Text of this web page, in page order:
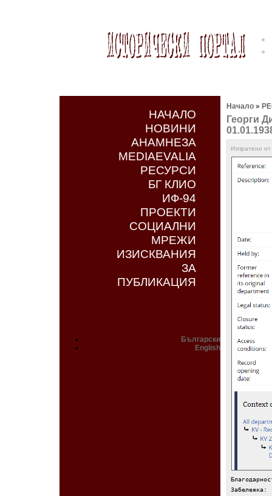
НАЧАЛО
НОВИНИ
АНАМНЕЗА
MEDIAEVALIA
РЕСУРСИ
БГ КЛИО
ИФ-94
ПРОЕКТИ
СОЦИАЛНИ
МРЕЖИ
ИЗИСКВАНИЯ
ЗА
ПУБЛИКАЦИЯ
Български
English
Начало »
Георги
Изпратено